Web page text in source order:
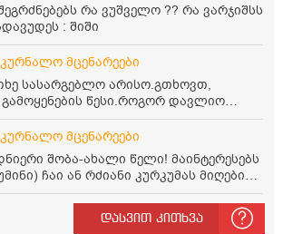
რა ვუშველო ?? რა ვარჯიშსს
: შიში
მცენარეები
სასარგებლო არისო.გთხოვთ,
წესი.როგორ დავლიო
მაინტერესებს ლეიკოციტები მაქვს
წავიკითხე ლეიკოციტების დონეს
მცენარეები
შობა-ახალი წელი! მაინტერესებს
ჩაი ან რძიანი კურკუმას მიღების
და წავიკითხე ასეთი ინფორმაცია:
ანთების საწინააღმდეგო,
და ანტიოქსიდანტური თვისებები.ის
დასვით კითხვა